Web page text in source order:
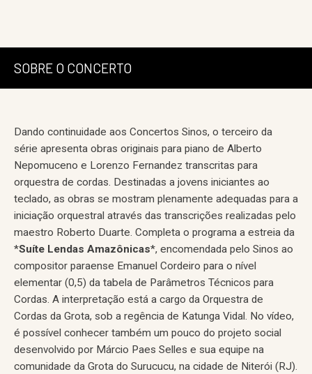
SOBRE O CONCERTO
Dando continuidade aos Concertos Sinos, o terceiro da
série apresenta obras originais para piano de Alberto
Nepomuceno e Lorenzo Fernandez transcritas para
orquestra de cordas. Destinadas a jovens iniciantes ao
teclado, as obras se mostram plenamente adequadas para a
iniciação orquestral através das transcrições realizadas pelo
maestro Roberto Duarte. Completa o programa a estreia da
*Suíte Lendas Amazônicas*, encomendada pelo Sinos ao
compositor paraense Emanuel Cordeiro para o nível
elementar (0,5) da tabela de Parâmetros Técnicos para
Cordas. A interpretação está a cargo da Orquestra de
Cordas da Grota, sob a regência de Katunga Vidal. No vídeo,
é possível conhecer também um pouco do projeto social
desenvolvido por Márcio Paes Selles e sua equipe na
comunidade da Grota do Surucucu, na cidade de Niterói (RJ).